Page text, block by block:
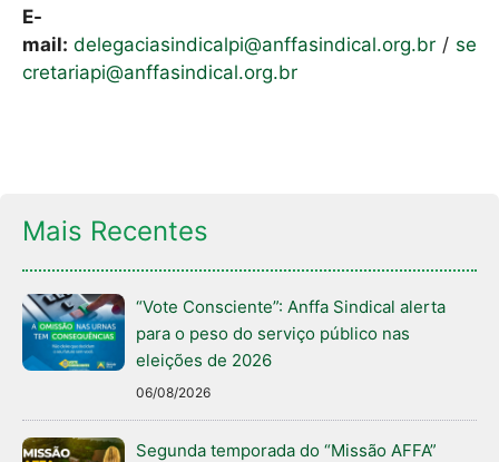
E-
mail: delegaciasindicalpi@anffasindical.org.br / se
cretariapi@anffasindical.org.br
Mais Recentes
“Vote Consciente”: Anffa Sindical alerta
para o peso do serviço público nas
eleições de 2026
06/08/2026
Segunda temporada do “Missão AFFA”